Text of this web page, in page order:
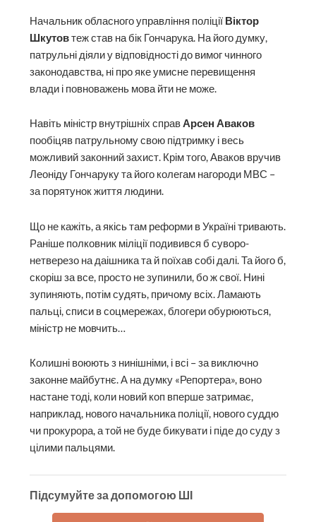
Начальник обласного управління поліції Віктор
Шкутовтеж став на бік Гончарука. На його думку,
патрульні діяли у відповідності до вимог чинного
законодавства, ні про яке умисне перевищення
влади і повноважень мова йти не може.
Навіть міністр внутрішніх справАрсен Аваков
пообіцяв патрульному свою підтримку і весь
можливий законний захист. Крім того, Аваков вручив
Леоніду Гончаруку та його колегам нагороди МВС –
за порятунок життя людини.
Що не кажіть, а якісь там реформи в Україні тривають.
Раніше полковник міліції подивився б суворо-
нетверезо на даішника та й поїхав собі далі. Та його б,
скоріш за все, просто не зупинили, бо ж свої. Нині
зупиняють, потім судять, причому всіх. Ламають
пальці, списи в соцмережах, блогери обурюються,
міністр не мовчить…
Колишні воюють з нинішніми, і всі – за виключно
законне майбутнє. А на думку «Репортера», воно
настане тоді, коли новий коп вперше затримає,
наприклад, нового начальника поліції, нового суддю
чи прокурора, а той не буде бикувати і піде до суду з
цілими пальцями.
Підсумуйте за допомогою ШІ